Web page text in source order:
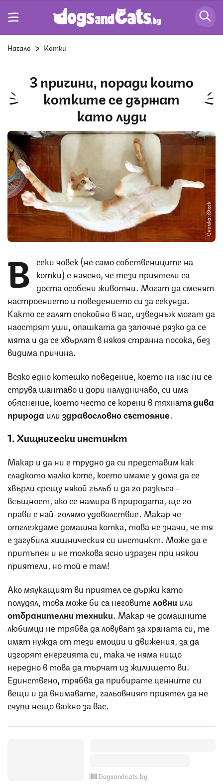
Начало Котки
3 причини, поради които
котките се държат
като луди
Снимка: iStock
В секи човек (не само собствениците на
котки) е наясно, че тези приятели са
доста особени животни. Могат да сменят
настроението и поведението си за секунда.
Както се галят спокойно в нас, изведнъж могат да
наострят уши, опашката да започне рязко да се
мята и да се хвърлят в някоя странна посока, без
видима причина.
Всяко едно котешко поведение, което на нас ни се
струва шантаво и дори налудничаво, си има
обяснение, което често се корени в тяхнатадива
природа илиздравословносъстояние.
1. Хищнически инстинкт
Макар и да ни е трудно да си представим как
сладкото малко коте, което имаме у дома да се
хвърли срещу някой гълъб и да го разкъса -
всъщност, ако се намира в природата, ще го
прави с най-голямо удоволствие. Макар че
отглеждаме домашна котка, това не значи, че тя
е загубила хищническия си инстинкт. Може да е
притъпен и не толкова ясно изразен при някои
приятели, но той е там!
Ако мяукащият ви приятел се държи като
полудял, това може би са неговите ловни или
отбранителни техники. Макар че домашните
любимци не трябва да ловуват за храната си, те
имат нужда от тези емоции и движения, за да
изгорят енергията си, така че няма нищо
нередно в това да търчат из жилището ви.
Единствено, трябва да прибирате ценните си
вещи и да внимавате, гальовният приятел да не
счупи нещо важно за вас.
Dogsandcats.bg